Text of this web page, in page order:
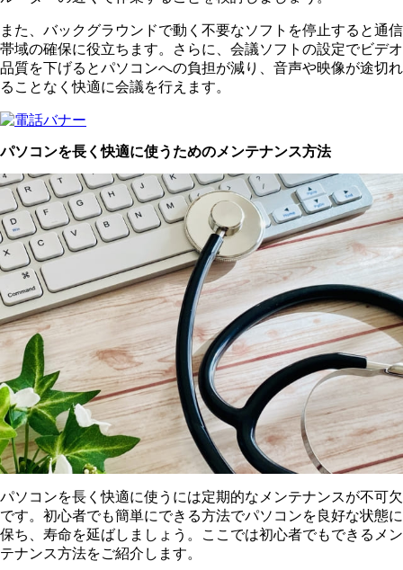
また、バックグラウンドで動く不要なソフトを停止すると通信
帯域の確保に役立ちます。さらに、会議ソフトの設定でビデオ
品質を下げるとパソコンへの負担が減り、音声や映像が途切れ
ることなく快適に会議を行えます。
パソコンを長く快適に使うためのメンテナンス方法
パソコンを長く快適に使うには定期的なメンテナンスが不可欠
です。初心者でも簡単にできる方法でパソコンを良好な状態に
保ち、寿命を延ばしましょう。ここでは初心者でもできるメン
テナンス方法をご紹介します。